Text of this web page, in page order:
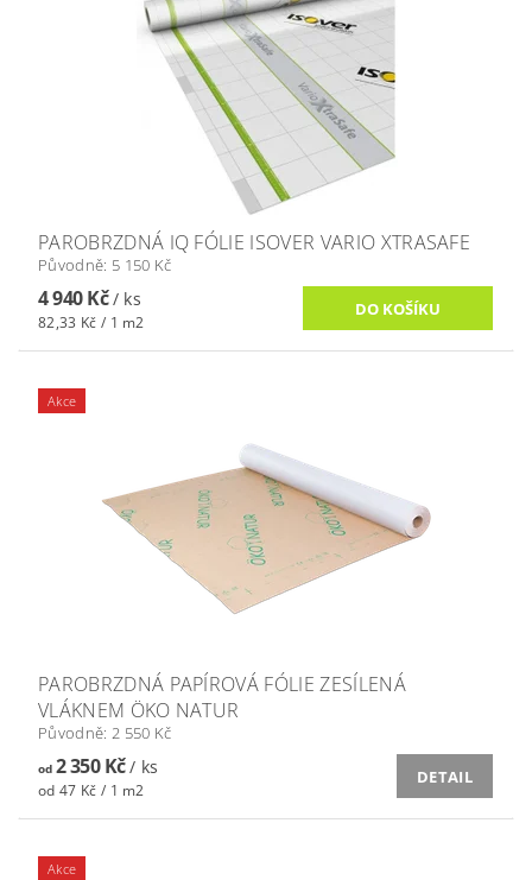
PAROBRZDNÁ IQ FÓLIE ISOVER VARIO XTRASAFE
Původně: 5 150 Kč
4 940 Kč/ ks
82,33 Kč / 1 m2
Akce
PAROBRZDNÁ PAPÍROVÁ FÓLIE ZESÍLENÁ
VLÁKNEM ÖKO NATUR
Původně: 2 550 Kč
od2 350 Kč/ ks
od 47 Kč / 1 m2
DETAIL
Akce